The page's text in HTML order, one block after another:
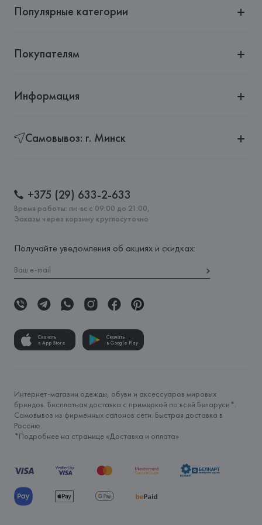
Популярные категории
Покупателям
Информация
Самовывоз: г. Минск
+375 (29) 633-2-633
Время работы: пн-вс с 09:00 до 21:00,
Заказы через корзину круглосуточно
Получайте уведомления об акциях и скидках:
Скачать
в App Store
Скачать
в Google Play
Интернет-магазин одежды, обуви и аксессуаров мировых
брендов. Бесплатная доставка с примеркой по всей Беларуси*.
Самовывоз из фирменных салонов сети. Быстрая доставка в
Россию.
*Подробнее на странице «Доставка и оплата»